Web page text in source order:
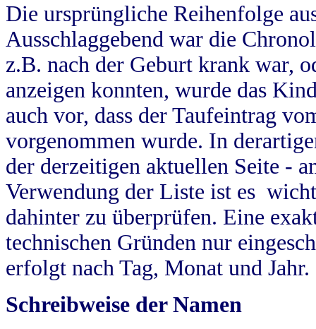
Die ursprüngliche Reihenfolge
Ausschlaggebend war die
z.B. nach der Geburt krank war,
anzeigen konnten, wurde das
auch vor, dass der Taufeintrag
vorgenommen wurde. In
der derzeitigen aktuellen Seite -
Verwendung der Liste ist es
dahinter zu überprüfen. Eine
technischen Gründen nur
erfolgt nach Tag, Monat und Jahr.
Schreibweise der Namen